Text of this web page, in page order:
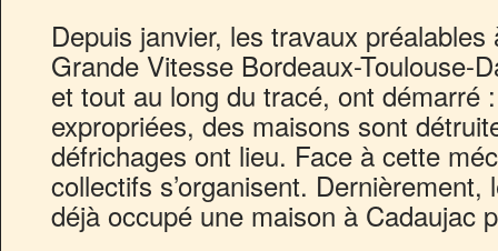
Depuis janvier, les travaux préalables
Grande Vitesse Bordeaux-Toulouse-
et tout au long du tracé, ont démarré
expropriées, des maisons sont
défrichages ont lieu. Face à cette
collectifs s’organisent.
déjà occupé une maison à Cadaujac